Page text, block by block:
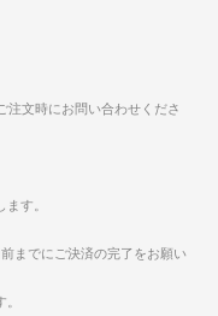
文時にお問い合わせくださ
す。
までにご決済の完了をお願い